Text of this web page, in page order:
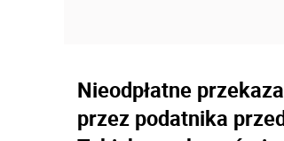
Nieodpłatne
przez podatnika